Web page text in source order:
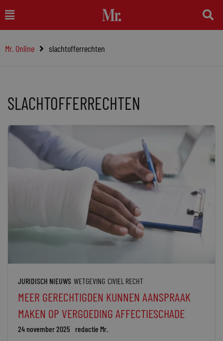
naar
inhoud
Main
Menu
Mr. Online slachtofferrechten
SLACHTOFFERRECHTEN
JURIDISCH NIEUWS WETGEVING CIVIEL RECHT
MEER GERECHTIGDEN KUNNEN AANSPRAAK
MAKEN OP VERGOEDING AFFECTIESCHADE
24 november 2025 redactie Mr.